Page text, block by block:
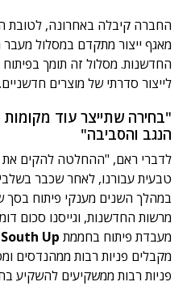
החברה קיבלה באחרונה, לטובת
מאגף ייצור מתקדם במסלול מעבר
החדשנות. מסלול זה תומך
לייצור סדרתי של מוצרים חדשניים.
"בחירה שתייצר עוד
הנגב והסביבה"
לדברי ראם, "ההחלטה להקים
טבעית עבורנו, לאחר שכבר
במהלך השנים מענקי פיתוח בסך
מרשות החדשנות, וגייסנו סכום
מעבדת פיתוח בחממת South Up
מקבלים פניות רבות ממהנדסים
פניות רבות ממשקיעים להשקיע